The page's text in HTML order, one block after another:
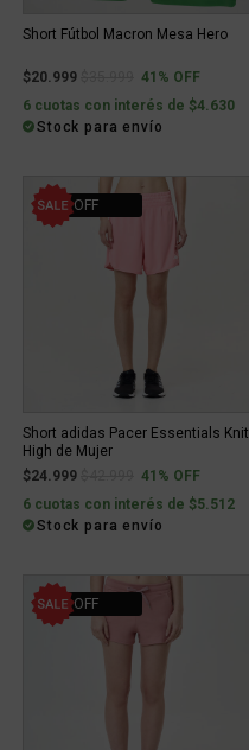
Short Fútbol Macron Mesa Hero
$20.999 Price reduced from
to41% OFF
6 cuotas con interés de $4.630
Stock para envío
41% OFF
Short adidas Pacer Essentials Knit
High de Mujer
$24.999
Price reduced from
to41% OFF
6 cuotas con interés de $5.512
Stock para envío
20% OFF